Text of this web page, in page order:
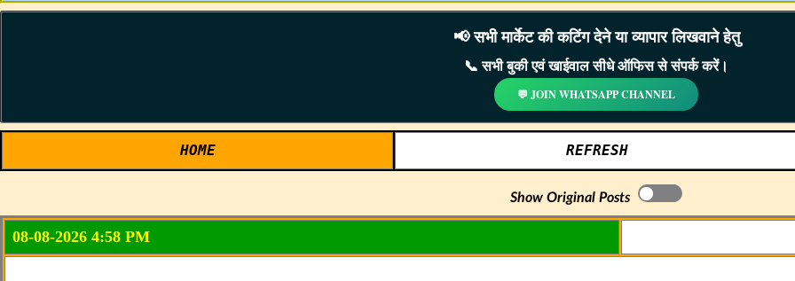
📢 सभी मार्केट की कटिंग देने या व्यापार लिखवाने हेतु
📞 सभी बुकी एवं खाईवाल सीधे ऑफिस से संपर्क करें।
💬 JOIN WHATSAPP CHANNEL
HOME REFRESH
Show Original Posts
08-08-2026 4:58 PM